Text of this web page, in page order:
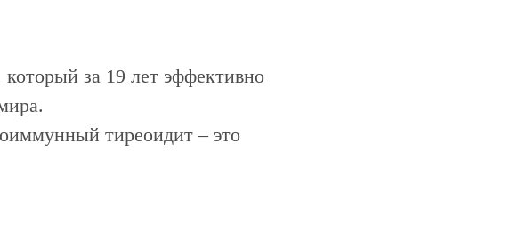
за 19 лет эффективно
тиреоидит – это